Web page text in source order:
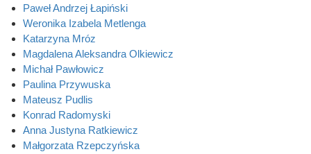
Paweł Andrzej Łapiński
Weronika Izabela Metlenga
Katarzyna Mróz
Magdalena Aleksandra Olkiewicz
Michał Pawłowicz
Paulina Przywuska
Mateusz Pudlis
Konrad Radomyski
Anna Justyna Ratkiewicz
Małgorzata Rzepczyńska